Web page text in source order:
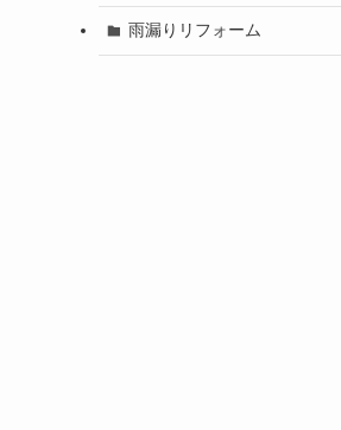
雨漏りリフォーム